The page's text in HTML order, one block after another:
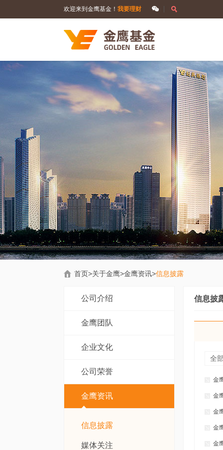
欢迎来到金鹰基金！ 我要理财
首页>关于金鹰>金鹰资讯>信息披露
公司介绍
金鹰团队
企业文化
公司荣誉
金鹰资讯
信息披露
媒体关注
信息披
全
金
金
金
金
金